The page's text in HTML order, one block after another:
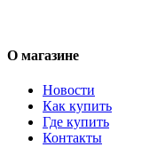
О магазине
Новости
Как купить
Где купить
Контакты